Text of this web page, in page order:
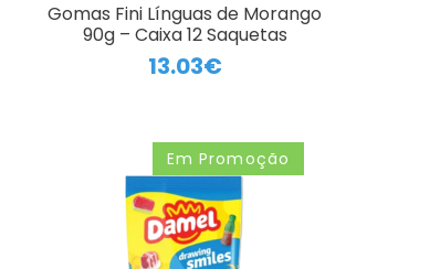
Gomas Fini Línguas de Morango
90g – Caixa 12 Saquetas
13.03€
Em Promoção